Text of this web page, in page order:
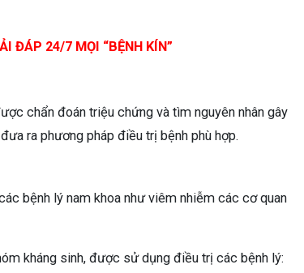
ĐÁP 24/7 MỌI “BỆNH KÍN”
chẩn đoán triệu chứng và tìm nguyên nhân gây
ra phương pháp điều trị bệnh phù hợp.
bệnh lý nam khoa như viêm nhiễm các cơ quan
kháng sinh, được sử dụng điều trị các bệnh lý: